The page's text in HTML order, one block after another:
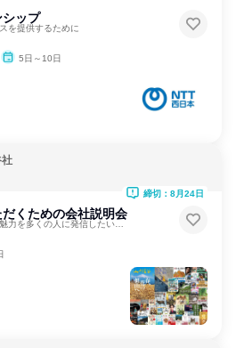
ップ
を提供するために
5日～10日
くための会社説明会
締切：8月24日